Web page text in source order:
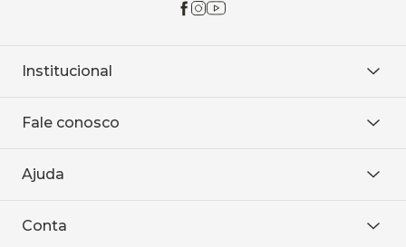
Institucional
Onde encontrar
Baixe o APP
Fale conosco
WhatsApp
Ajuda
Política de entrega
Conta